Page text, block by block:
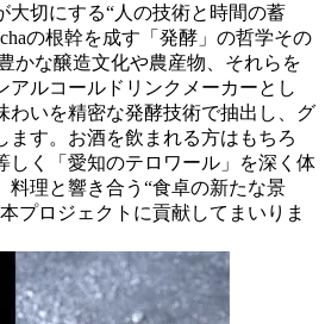
大切にする“人の技術と時間の蓄
の根幹を成す「発酵」の哲学その
かな醸造文化や農産物、それらを
アルコールドリンクメーカーとし
わいを精密な発酵技術で抽出し、グ
ます。お酒を飲まれる方はもちろ
しく「愛知のテロワール」を深く体
料理と響き合う“食卓の新たな景
プロジェクトに貢献してまいりま